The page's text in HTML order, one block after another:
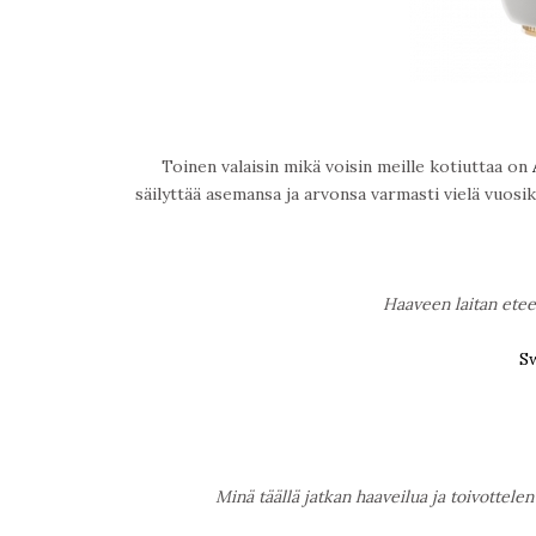
Toinen valaisin mikä voisin meille kotiuttaa on
säilyttää asemansa ja arvonsa varmasti vielä
Haaveen laitan
Minä täällä jatkan haaveilua ja